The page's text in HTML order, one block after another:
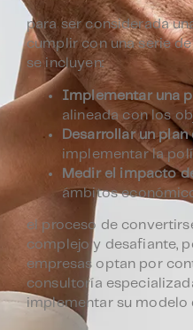
para ser considerada
cumplir con una serie
se incluyen:
Implementar una
alineada con los
Desarrollar un plan
implementar la
Medir el impacto
ámbitos
el proceso de
complejo y desafiante,
empresas optan por
consultoría
implementar su modelo